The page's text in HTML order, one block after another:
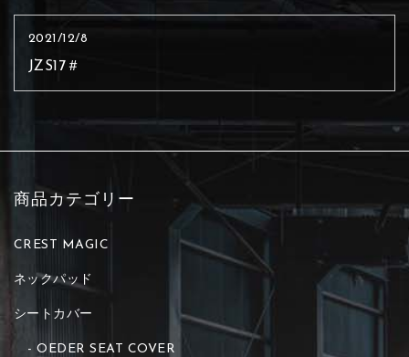
2021/12/8
JZS17＃
商品カテゴリー
CREST MAGIC
ネックパッド
シートカバー
OEDER SEAT COVER